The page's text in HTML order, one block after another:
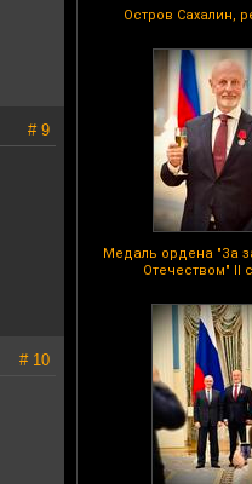
Остров Сахалин,
Медаль ордена "За
Отечеством" II
# 9
# 10